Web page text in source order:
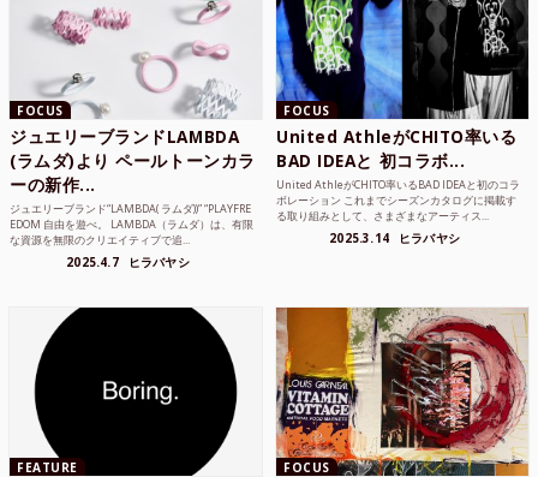
FOCUS
ジュエリーブランドLAMBDA
(ラムダ)より ペールトーンカラ
ーの新作...
ジュエリーブランド“LAMBDA( ラムダ))” “PLAYFRE
EDOM 自由を遊べ。 LAMBDA（ラムダ）は、有限
な資源を無限のクリエイティブで追...
2025.4.7 ヒラバヤシ
FOCUS
United AthleがCHITO率いる
BAD IDEAと 初コラボ...
United AthleがCHITO率いるBAD IDEAと初のコラ
ボレーション これまでシーズンカタログに掲載す
る取り組みとして、さまざまなアーティス...
2025.3.14 ヒラバヤシ
FEATURE FOCUS